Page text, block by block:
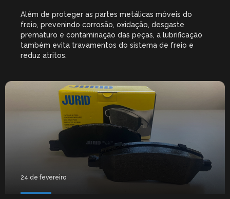
Além de proteger as partes metálicas móveis do
freio, prevenindo corrosão, oxidação, desgaste
prematuro e contaminação das peças, a lubrificação
também evita travamentos do sistema de freio e
reduz atritos.
24 de fevereiro